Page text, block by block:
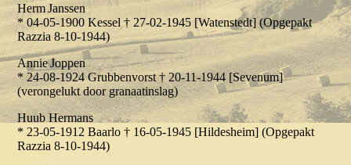
Herm Janssen
* 04-05-1900 Kessel † 27-02-1945 [Watenstedt] (Opgepakt
Razzia 8-10-1944)
Annie Joppen
* 24-08-1924 Grubbenvorst † 20-11-1944 [Sevenum]
(verongelukt door granaatinslag)
Huub Hermans
* 23-05-1912 Baarlo † 16-05-1945 [Hildesheim] (Opgepakt
Razzia 8-10-1944)